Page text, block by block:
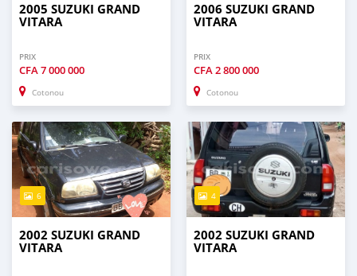
2005 SUZUKI GRAND
VITARA
PRIX
CFA7 000 000
Cotonou
2006 SUZUKI GRAND
VITARA
PRIX
CFA2 800 000
Cotonou
6
2002 SUZUKI GRAND
VITARA
4
2002 SUZUKI GRAND
VITARA